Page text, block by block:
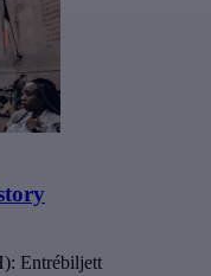
Entrébiljett